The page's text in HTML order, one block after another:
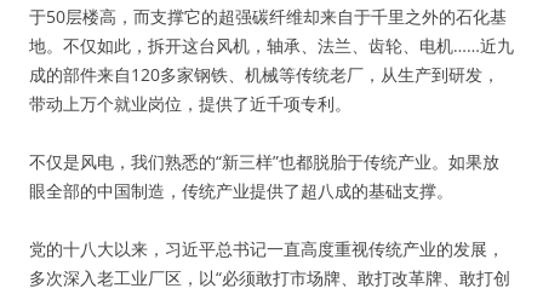
于50层楼高，而支撑它的超强碳纤维却来自于千里之外的石化基
地。不仅如此，拆开这台风机，轴承、法兰、齿轮、电机……近九
成的部件来自120多家钢铁、机械等传统老厂，从生产到研发，
带动上万个就业岗位，提供了近千项专利。
不仅是风电，我们熟悉的“新三样”也都脱胎于传统产业。如果放
眼全部的中国制造，传统产业提供了超八成的基础支撑。
党的十八大以来，习近平总书记一直高度重视传统产业的发展，
多次深入老工业厂区，以“必须敢打市场牌、敢打改革牌、敢打创